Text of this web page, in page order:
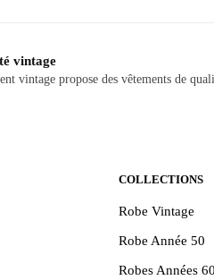
choisies
sur
page
du
vintage
vintage propose des vêtements de
COLLECTIONS
Robe Vintage
Robe Année 50
Robes Années 60